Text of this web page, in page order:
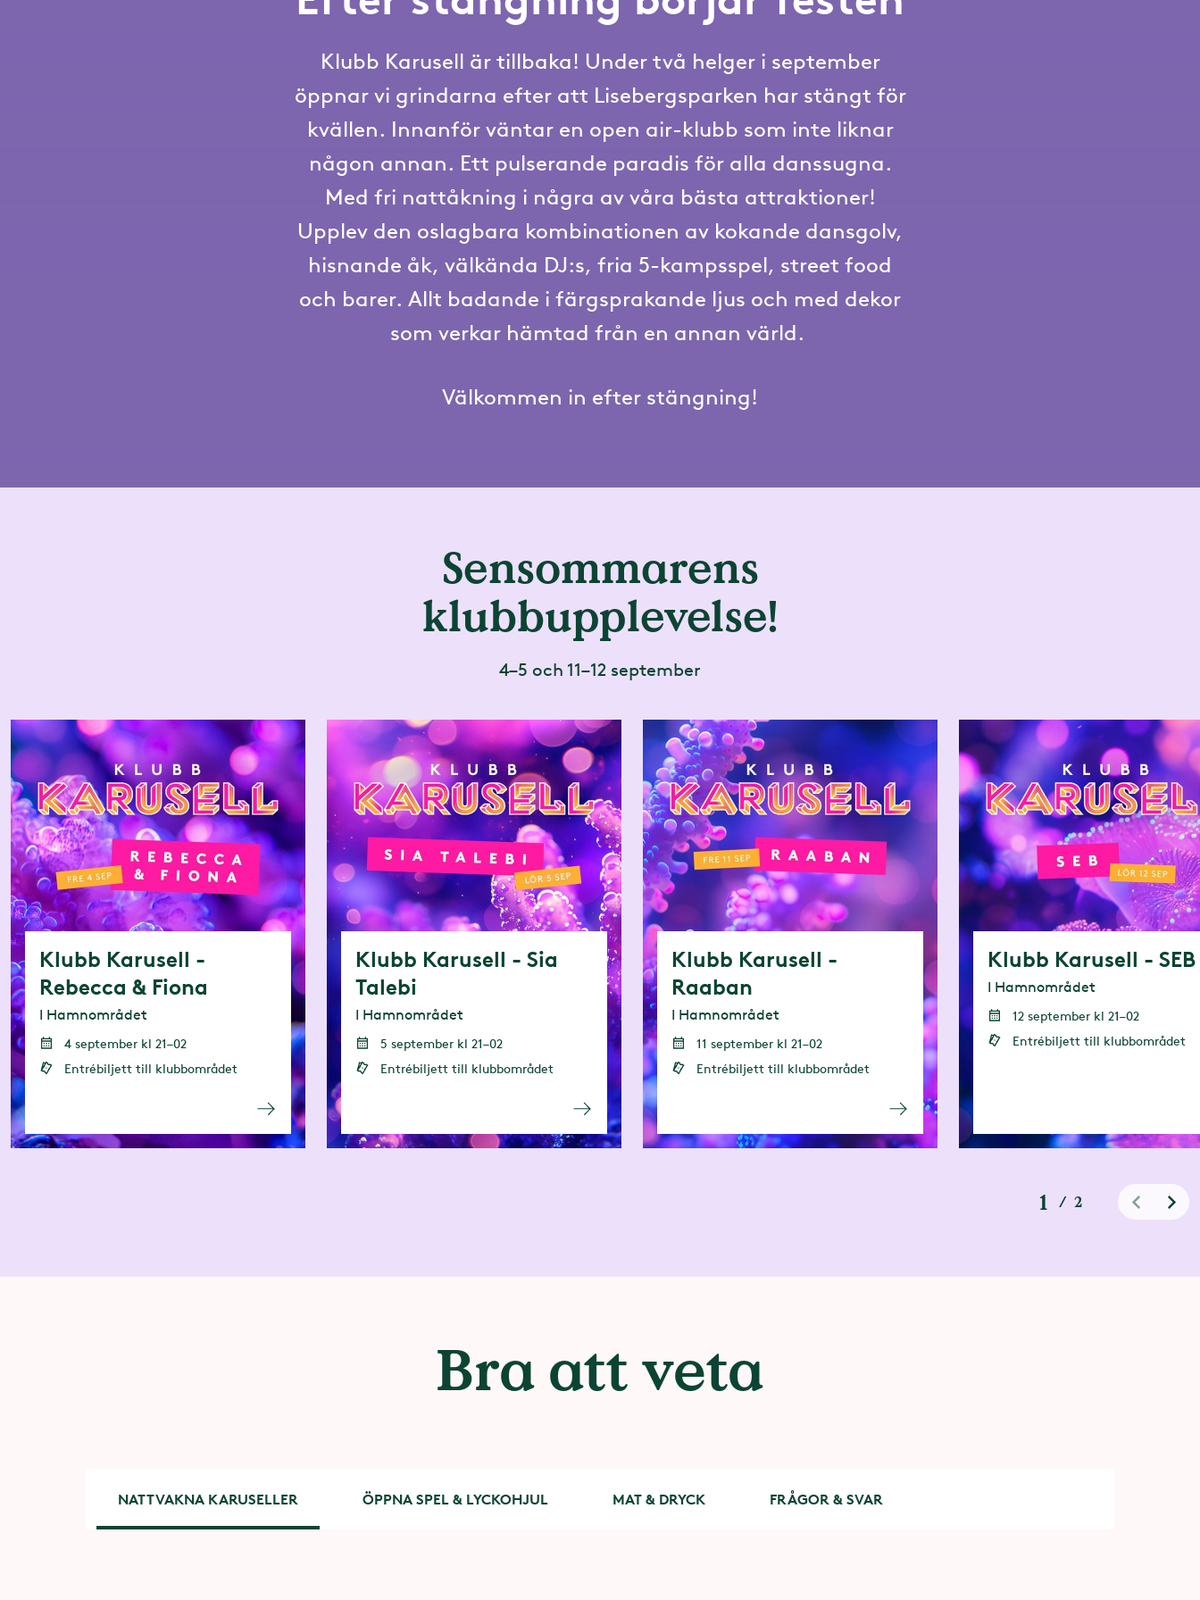
Klubb Karusell är tillbaka! Under två helger i september
öppnar vi grindarna efter att Lisebergsparken har stängt för
kvällen. Innanför väntar en open air-klubb som inte liknar
någon annan. Ett pulserande paradis för alla danssugna.
Med fri nattåkning i några av våra bästa attraktioner!
Upplev den oslagbara kombinationen av kokande dansgolv,
hisnande åk, välkända DJ:s, fria 5-kampsspel, street food
och barer. Allt badande i färgsprakande ljus och med dekor
som verkar hämtad från en annan värld.
Välkommen in efter stängning!
Sensommarens
klubbupplevelse!
4–5 och 11–12 september
Klubb Karusell -
Rebecca & Fiona
I Hamnområdet
4 september kl 21–02
Entrébiljett till klubbområdet
Klubb Karusell - Sia
Talebi
I Hamnområdet
5 september kl 21–02
Entrébiljett till klubbområdet
Klubb Karusell -
Raaban
I Hamnområdet
11 september kl 21–02
Entrébiljett till klubbområdet
Klubb Karusell - SEB
I Hamnområdet
12 september kl 21–02
Entrébiljett till klubbområdet
1 / 2
Bra att veta
NATTVAKNA KARUSELLER ÖPPNA SPEL & LYCKOHJUL MAT & DRYCK FRÅGOR & SVAR